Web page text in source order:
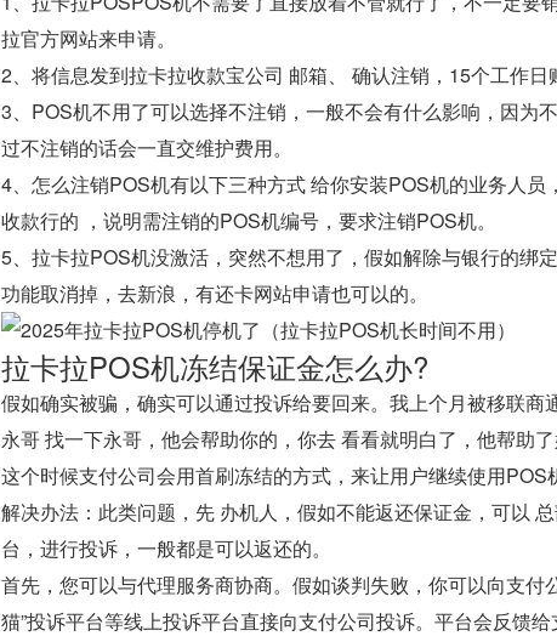
拉官方网站来申请。
2、将信息发到拉卡拉收款宝公司 邮箱、 确认注销，15个工作日
3、POS机不用了可以选择不注销，一般不会有什么影响，因为
过不注销的话会一直交维护费用。
4、怎么注销POS机有以下三种方式 给你安装POS机的业务人
收款行的 ，说明需注销的POS机编号，要求注销POS机。
5、拉卡拉POS机没激活，突然不想用了，假如解除与银行的绑
功能取消掉，去新浪，有还卡网站申请也可以的。
拉卡拉POS机冻结保证金怎么办?
假如确实被骗，确实可以通过投诉给要回来。我上个月被移联
永哥 找一下永哥，他会帮助你的，你去 看看就明白了，他帮助了
这个时候支付公司会用首刷冻结的方式，来让用户继续使用
解决办法：此类问题，先 办机人，假如不能返还保证金，可以
台，进行投诉，一般都是可以返还的。
首先，您可以与代理服务商协商。假如谈判失败，你可以向支
猫”投诉平台等线上投诉平台直接向支付公司投诉。平台会反馈给